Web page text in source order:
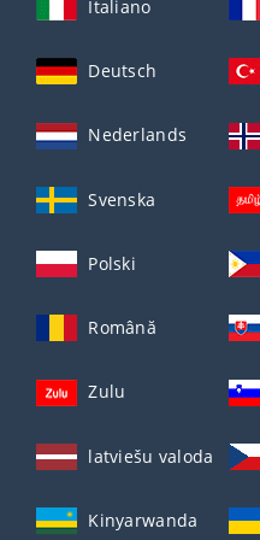
Italiano
Deutsch
Nederlands
Svenska
Polski
Română
Zulu
latviešu valoda
Kinyarwanda